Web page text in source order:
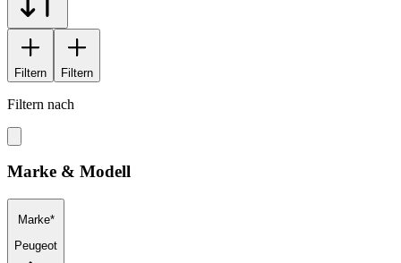
Filtern Filtern
Filtern nach
Marke & Modell
Marke*
Peugeot